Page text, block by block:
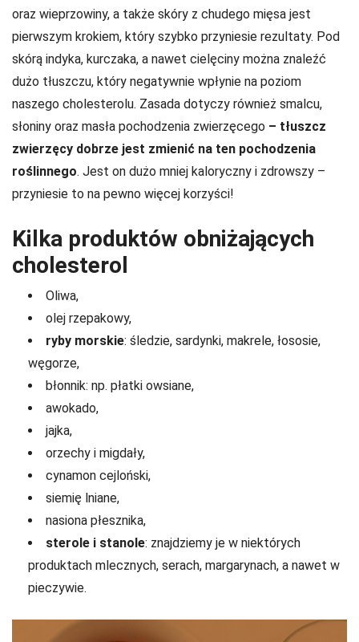
oraz wieprzowiny, a także skóry z chudego mięsa jest
pierwszym krokiem, który szybko przyniesie rezultaty. Pod
skórą indyka, kurczaka, a nawet cielęciny można znaleźć
dużo tłuszczu, który negatywnie wpłynie na poziom
naszego cholesterolu. Zasada dotyczy również smalcu,
słoniny oraz masła pochodzenia zwierzęcego – tłuszcz
zwierzęcy dobrze jest zmienić na ten pochodzenia
roślinnego. Jest on dużo mniej kaloryczny i zdrowszy –
przyniesie to na pewno więcej korzyści!
Kilka produktów obniżających
cholesterol
Oliwa,
olej rzepakowy,
ryby morskie: śledzie, sardynki, makrele, łososie,
węgorze,
błonnik: np. płatki owsiane,
awokado,
jajka,
orzechy i migdały,
cynamon cejloński,
siemię lniane,
nasiona płesznika,
sterole i stanole: znajdziemy je w niektórych
produktach mlecznych, serach, margarynach, a nawet w
pieczywie.